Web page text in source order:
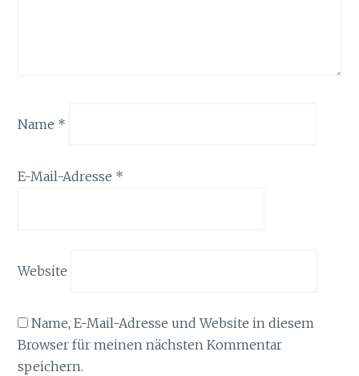
Name *
E-Mail-Adresse *
Website
Name, E-Mail-Adresse und Website in diesem
Browser für meinen nächsten Kommentar
speichern.